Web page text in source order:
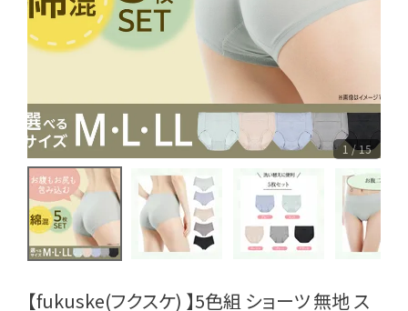
1 / 15
【fukuske(フクスケ) 】5色組 ショーツ 無地 ス